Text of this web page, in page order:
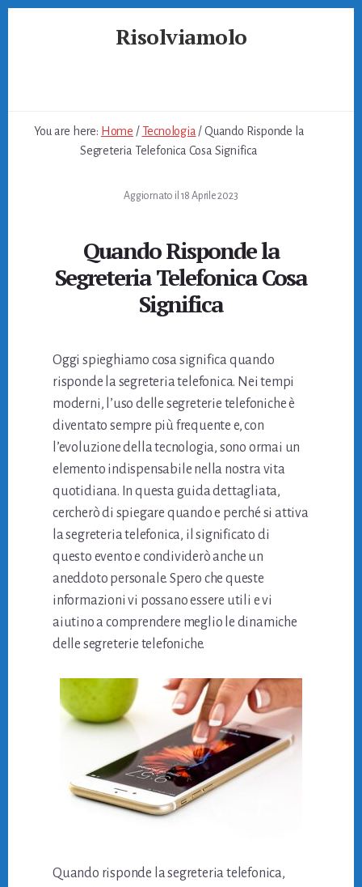
Risolviamolo
You are here: Home / Tecnologia /Quando Risponde la
Segreteria Telefonica Cosa Significa
Aggiornato il 18 Aprile 2023
Quando Risponde la
Segreteria Telefonica Cosa
Significa
Oggi spieghiamo cosa significa quando
risponde la segreteria telefonica. Nei tempi
moderni, l’uso delle segreterie telefoniche è
diventato sempre più frequente e, con
l’evoluzione della tecnologia, sono ormai un
elemento indispensabile nella nostra vita
quotidiana. In questa guida dettagliata,
cercherò di spiegare quando e perché si attiva
la segreteria telefonica, il significato di
questo evento e condividerò anche un
aneddoto personale. Spero che queste
informazioni vi possano essere utili e vi
aiutino a comprendere meglio le dinamiche
delle segreterie telefoniche.
Quando risponde la segreteria telefonica,